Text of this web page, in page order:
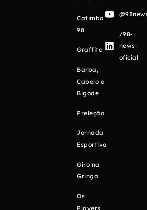
Catimba
98
Graffite
Barba,
Cabelo e
Bigode
Preleção
Jornada
Esportiva
Giro na
Gringa
Os
Players
/98-
news-
oficial